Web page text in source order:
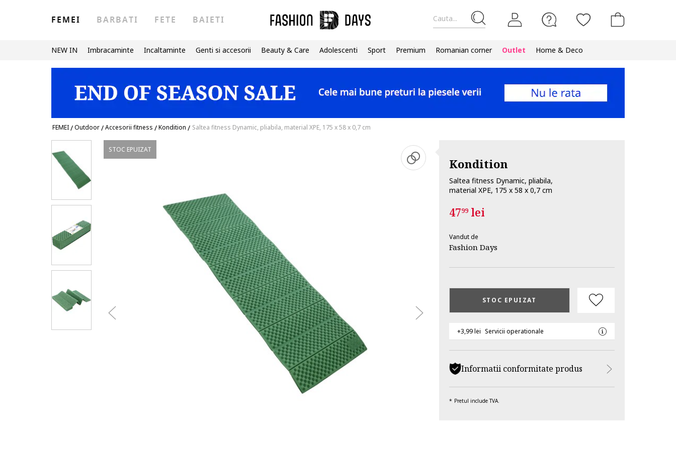
Cauta...
FEMEI BARBATI FETE BAIETI
NEW IN Imbracaminte Incaltaminte Genti si accesorii Beauty & Care Adolescenti Sport Premium Romanian corner Outlet Home & Deco
FEMEI/Outdoor/Accesorii fitness /Kondition / Saltea fitness Dynamic, pliabila, material XPE, 175 x 58 x 0,7 cm
STOC EPUIZAT
Kondition
Saltea fitness Dynamic, pliabila,
material XPE, 175 x 58 x 0,7 cm
4799lei
Vandut de
Fashion Days
STOC EPUIZAT
+3,99 lei Servicii operationale
Informatii conformitate produs
Pretul include TVA.